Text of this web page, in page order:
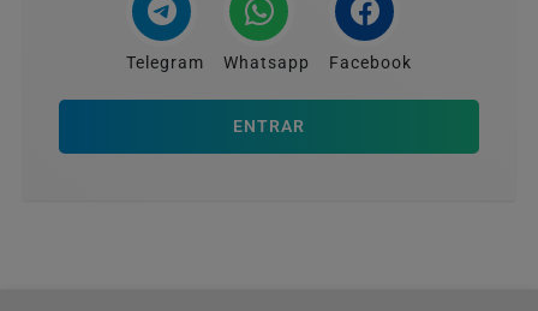
Telegram Whatsapp Facebook
ENTRAR